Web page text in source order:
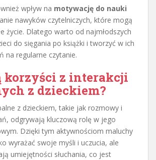
wpływ na motywację do nauki
nawyków czytelniczych, które mogą
życie. Dlatego warto od najmłodszych
do sięgania po książki i tworzyć w ich
na regularne czytanie.
korzyści z interakcji
z dzieckiem?
z dzieckiem, takie jak rozmowy i
odgrywają kluczową rolę w jego
Dzięki tym aktywnościom maluchy
wyrażać swoje myśli i uczucia, ale
umiejętności słuchania, co jest